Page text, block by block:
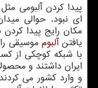
پیدا کردن آلبومی
ای نبود. حوالی
مکان رایج پیدا
یافتنآلبوم موسیقی
با شبکه کوچکی از
ایران داشتند و
و وارد کشور می